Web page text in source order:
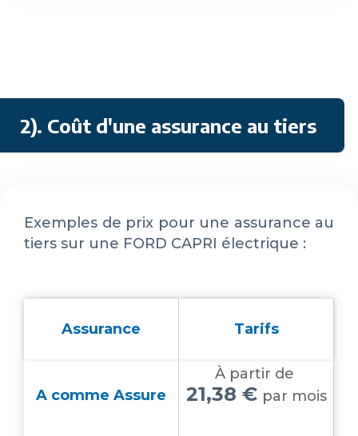
2). Coût d'une assurance au tiers
Exemples de prix pour une assurance au
tiers sur une FORD CAPRI électrique :
Assurance Tarifs
A comme Assure
À partir de
21,38 € par mois